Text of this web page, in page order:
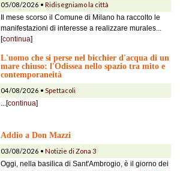
05/08/2026 • Ridisegniamo la città
Il mese scorso il Comune di Milano ha raccolto le
manifestazioni di interesse a realizzare murales...
[continua]
L'uomo che si perse nel bicchier d'acqua di un
mare chiuso: l'Odissea nello spazio tra mito e
contemporaneità
04/08/2026 • Spettacoli
...[continua]
Addio a Don Mazzi
03/08/2026 • Notizie di Zona 3
Oggi, nella basilica di Sant'Ambrogio, è il giorno dei